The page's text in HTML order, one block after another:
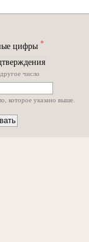
цифры *
число
которое указано выше.